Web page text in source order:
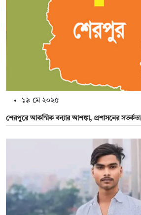
১৯ মে ২০২৫
শেরপুরে আকস্মিক বন্যার আশঙ্কা, প্রশাসনের সতর্কতা